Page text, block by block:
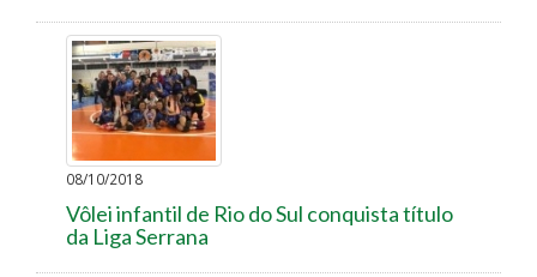
08/10/2018
Vôlei infantil de Rio do Sul conquista título
da Liga Serrana